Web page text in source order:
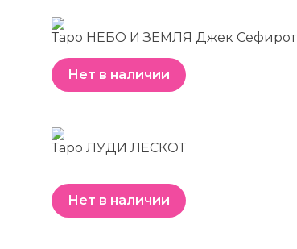
Таро НЕБО И ЗЕМЛЯ Джек Сефирот
Нет в наличии
Таро ЛУДИ ЛЕСКОТ
Нет в наличии